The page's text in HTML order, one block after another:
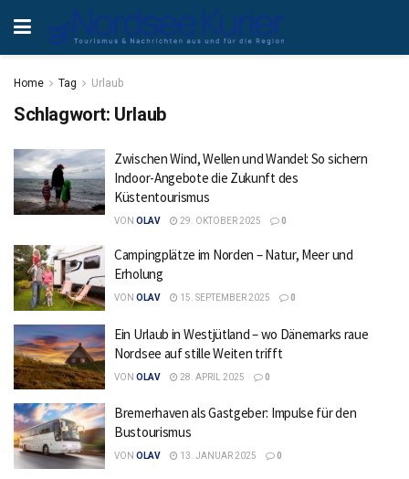
Home Tag Urlaub
Schlagwort: Urlaub
Zwischen Wind, Wellen und Wandel: So sichern
Indoor-Angebote die Zukunft des
Küstentourismus
VON OLAV 29. OKTOBER 2025 0
Campingplätze im Norden – Natur, Meer und
Erholung
VON OLAV 15. SEPTEMBER 2025 0
Ein Urlaub in Westjütland – wo Dänemarks raue
Nordsee auf stille Weiten trifft
VON OLAV 28. APRIL 2025 0
Bremerhaven als Gastgeber: Impulse für den
Bustourismus
VON OLAV 13. JANUAR 2025 0